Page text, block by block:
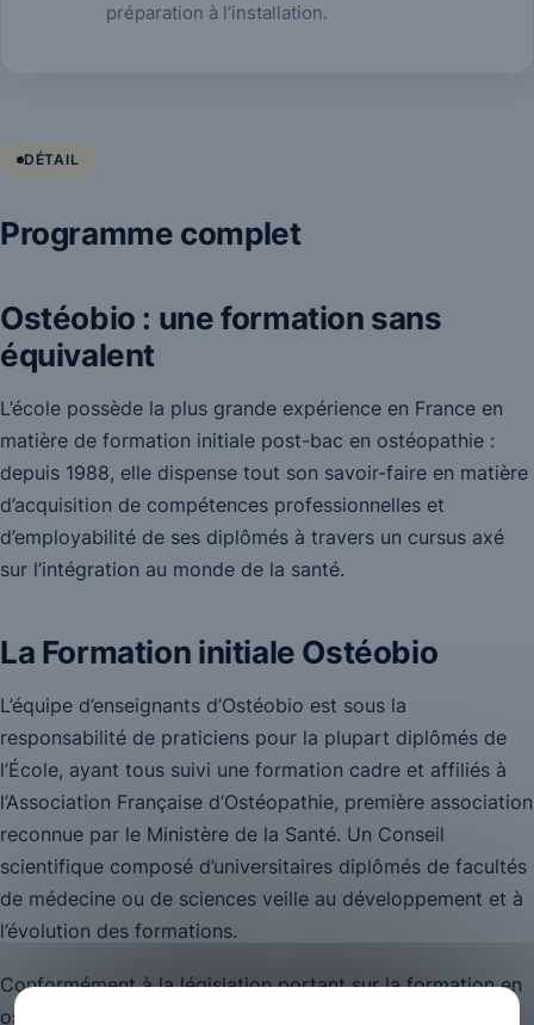
préparation à l’installation.
DÉTAIL
Programme complet
Ostéobio : une formation sans
équivalent
L’école possède la plus grande expérience en France en
matière de formation initiale post-bac en ostéopathie :
depuis 1988, elle dispense tout son savoir-faire en matière
d’acquisition de compétences professionnelles et
d’employabilité de ses diplômés à travers un cursus axé
sur l’intégration au monde de la santé.
La Formation initiale Ostéobio
L’équipe d’enseignants d’Ostéobio est sous la
responsabilité de praticiens pour la plupart diplômés de
l’École, ayant tous suivi une formation cadre et affiliés à
l’Association Française d’Ostéopathie, première association
reconnue par le Ministère de la Santé. Un Conseil
scientifique composé d’universitaires diplômés de facultés
de médecine ou de sciences veille au développement et à
l’évolution des formations.
Conformément à la législation portant sur la formation en
ostéopathie, le cursus Ostéobio comprend 4 860 heures